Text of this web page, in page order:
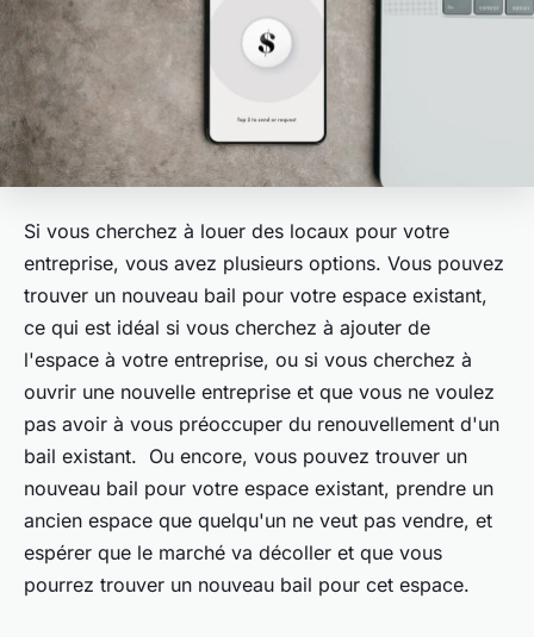
Si vous cherchez à louer des locaux pour votre
entreprise, vous avez plusieurs options. Vous pouvez
trouver un nouveau bail pour votre espace existant,
ce qui est idéal si vous cherchez à ajouter de
l'espace à votre entreprise, ou si vous cherchez à
ouvrir une nouvelle entreprise et que vous ne voulez
pas avoir à vous préoccuper du renouvellement d'un
bail existant. Ou encore, vous pouvez trouver un
nouveau bail pour votre espace existant, prendre un
ancien espace que quelqu'un ne veut pas vendre, et
espérer que le marché va décoller et que vous
pourrez trouver un nouveau bail pour cet espace.